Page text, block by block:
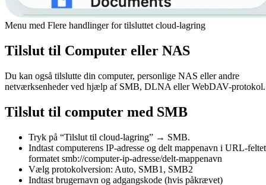
Menu med Flere handlinger for tilsluttet cloud-lagring
Tilslut til Computer eller NAS
Du kan også tilslutte din computer, personlige NAS eller andre
netværksenheder ved hjælp af SMB, DLNA eller WebDAV-protokol.
Tilslut til computer med SMB
Tryk på “Tilslut til cloud-lagring” → SMB.
Indtast computerens IP-adresse og delt mappenavn i URL-
formatet smb://computer-ip-adresse/delt-mappenavn
Vælg protokolversion: Auto, SMB1, SMB2
Indtast brugernavn og adgangskode (hvis påkrævet)